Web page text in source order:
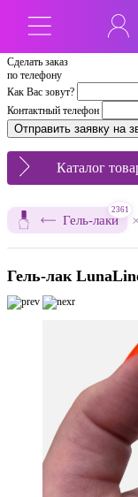
Сделать заказ
по телефону
Как Вас зовут?
Контактный телефон
Каталог
Гель-лаки
2361
×
Гель-лак